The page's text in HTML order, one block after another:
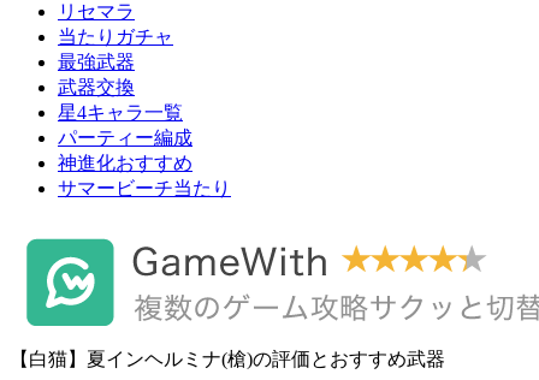
リセマラ
当たりガチャ
最強武器
武器交換
星4キャラ一覧
パーティー編成
神進化おすすめ
サマービーチ当たり
【白猫】夏インヘルミナ(槍)の評価とおすすめ武器